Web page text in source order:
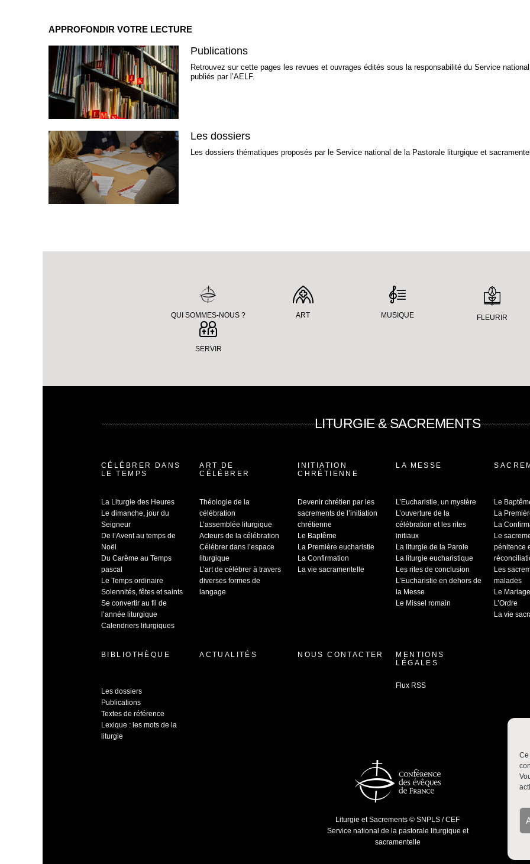
Ce
APPROFONDIR VOTRE LECTURE
Publications
Retrouvez sur cette pages les revues et ouvrages édités sous la responsabilité du Service
publiés par l’AELF.
Les dossiers
Les dossiers thématiques proposés par le Service national de la Pastorale liturgique et
QUI SOMMES-NOUS ? ART MUSIQUE FLEURIR
SERVIR
LITURGIE & SACREMENTS
CÉLÉBRER DANS
LE TEMPS
La Liturgie des Heures
Le dimanche, jour du
Seigneur
De l’Avent au temps de
Noël
Du Carême au Temps
pascal
Le Temps ordinaire
Solennités, fêtes et saints
Se convertir au fil de
l’année liturgique
Calendriers liturgiques
ART DE
CÉLÉBRER
Théologie de la
célébration
L’assemblée liturgique
Acteurs de la célébration
Célébrer dans l’espace
liturgique
L’art de célébrer à travers
diverses formes de
langage
INITIATION
CHRÉTIENNE
Devenir chrétien par les
sacrements de l’initiation
chrétienne
Le Baptême
La Première eucharistie
La Confirmation
La vie sacramentelle
LA MESSE
L’Eucharistie, un mystère
L’ouverture de la
célébration et les rites
initiaux
La liturgie de la Parole
La liturgie eucharistique
Les rites de conclusion
L’Eucharistie en dehors de
la Messe
Le Missel romain
Le
La
La
Le
pénitence
Les
malades
Le
L’Ordre
La vie
BIBLIOTHÈQUE
Les dossiers
Publications
Textes de référence
Lexique : les mots de la
liturgie
ACTUALITÉS NOUS CONTACTER
MENTIONS
LÉGALES
Flux RSS
Liturgie et Sacrements © SNPLS / CEF
Service national de la pastorale liturgique et
sacramentelle